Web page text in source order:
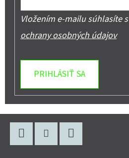
Vložením e-mailu súhlasíte s
ochrany osobných údajov
PRIHLÁSIŤ SA